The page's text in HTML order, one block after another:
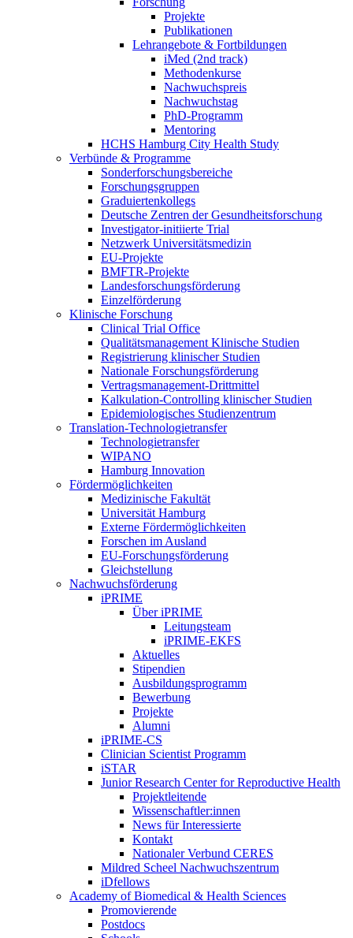
Projekte
Publikationen
Lehrangebote & Fortbildungen
iMed (2nd track)
Methodenkurse
Nachwuchspreis
Nachwuchstag
PhD-Programm
Mentoring
HCHS Hamburg City Health Study
Verbünde & Programme
Sonderforschungsbereiche
Forschungsgruppen
Graduiertenkollegs
Deutsche Zentren der Gesundheitsforschung
Investigator-initiierte Trial
Netzwerk Universitätsmedizin
EU-Projekte
BMFTR-Projekte
Landesforschungsförderung
Einzelförderung
Klinische Forschung
Clinical Trial Office
Qualitätsmanagement Klinische Studien
Registrierung klinischer Studien
Nationale Forschungsförderung
Vertragsmanagement-Drittmittel
Kalkulation-Controlling klinischer Studien
Epidemiologisches Studienzentrum
Translation-Technologietransfer
Technologietransfer
WIPANO
Hamburg Innovation
Fördermöglichkeiten
Medizinische Fakultät
Universität Hamburg
Externe Fördermöglichkeiten
Forschen im Ausland
EU-Forschungsförderung
Gleichstellung
Nachwuchsförderung
iPRIME
Über iPRIME
Leitungsteam
iPRIME-EKFS
Aktuelles
Stipendien
Ausbildungsprogramm
Bewerbung
Projekte
Alumni
iPRIME-CS
Clinician Scientist Programm
iSTAR
Junior Research Center for Reproductive Health
Projektleitende
Wissenschaftler:innen
News für Interessierte
Kontakt
Nationaler Verbund CERES
Mildred Scheel Nachwuchszentrum
iDfellows
Academy of Biomedical & Health Sciences
Promovierende
Postdocs